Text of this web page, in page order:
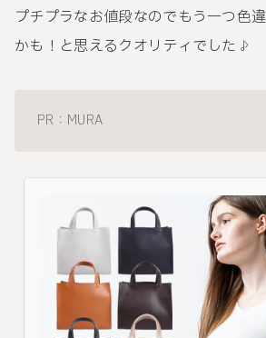
プチプラなお値段なのでもう一つ色
かも！と思えるクオリティでした♪
PR：MURA